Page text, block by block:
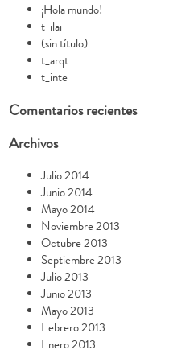
¡Hola mundo!
t_ilai
(sin título)
t_arqt
t_inte
Comentarios recientes
Archivos
Julio 2014
Junio 2014
Mayo 2014
Noviembre 2013
Octubre 2013
Septiembre 2013
Julio 2013
Junio 2013
Mayo 2013
Febrero 2013
Enero 2013